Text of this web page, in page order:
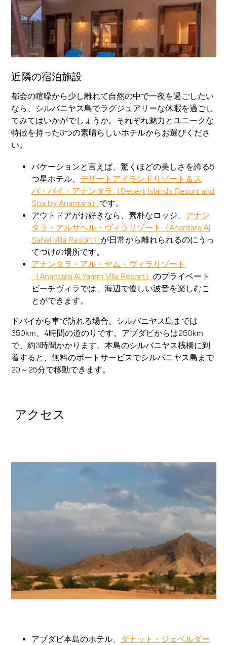
近隣の宿泊施設
都会の喧噪から少し離れて自然の中で一夜を過ごしたい
なら、シルバニヤス島でラグジュアリーな休暇を過ごし
てみてはいかがでしょうか。それぞれ魅力とユニークな
特徴を持った3つの素晴らしいホテルからお選びくださ
い。
バケーションと言えば、驚くほどの美しさを誇る5
つ星ホテル、 デザートアイランドリゾート＆ス
パ・バイ・アナンタラ（Desert Islands Resort and
Spa by Anantara） です。
アウトドアがお好きなら、素朴なロッジ、 アナン
タラ・アルサヘル・ヴィラリゾート（Anantara Al
Sahel Villa Resort） が日常から離れられるのにうっ
てつけの場所です。
アナンタラ・アル・ヤム・ヴィラリゾート
（Anantara Al Yamm Villa Resort） のプライベート
ビーチヴィラでは、海辺で優しい波音を楽しむこ
とができます。
ドバイから車で訪れる場合、シルバニヤス島までは
350km、4時間の道のりです。アブダビからは250km
で、約3時間かかります。本島のシルバニヤス桟橋に到
着すると、無料のボートサービスでシルバニヤス島まで
20～25分で移動できます。
アクセス
アブダビ本島のホテル、
ダナット・ジェベルダー